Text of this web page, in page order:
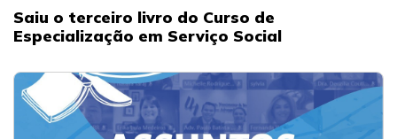
Saiu o terceiro livro do Curso de
Especialização em Serviço Social